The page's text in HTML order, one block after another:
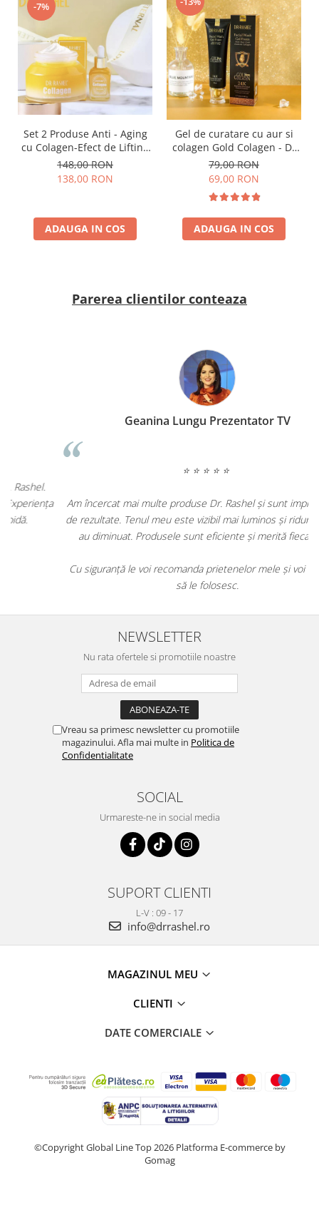
-7%
Set 2 Produse Anti - Aging
cu Colagen-Efect de Lifting
rutina de noapte - Collagen
Multi-Lift Ultra Skin Care
148,00 RON
138,00 RON
ADAUGA IN COS
Gel de curatare cu aur si
colagen Gold Colagen - Dr
Rashel Wash Gel Foam
Cleanser 100 ml
79,00 RON
69,00 RON
ADAUGA IN COS
Parerea clientilor conteaza
Geanina Lungu Prezentator TV
⭐ ⭐ ⭐ ⭐ ⭐
Am încercat mai multe produse Dr. Rashel și sunt impresionată
de rezultate. Tenul meu este vizibil mai luminos și ridurile fine s-
au diminuat. Produsele sunt eficiente și merită fiecare leu.
Cu siguranță le voi recomanda prietenelor mele și voi continua
să le folosesc.
NEWSLETTER
Nu rata ofertele si promotiile noastre
Vreau sa primesc newsletter cu promotiile
magazinului. Afla mai multe in Politica de
Confidentialitate
SOCIAL
Urmareste-ne in social media
SUPORT CLIENTI
L-V : 09 - 17
info@drrashel.ro
MAGAZINUL MEU
CLIENTI
DATE COMERCIALE
©Copyright Global Line Top 2026 Platforma E-commerce by
Gomag